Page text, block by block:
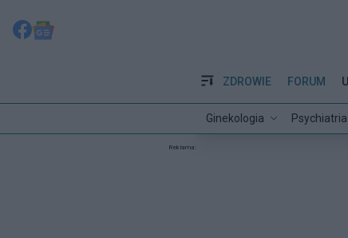
ZDROWIE
Ginekologia Psychiatria
FORUM
Reklama: